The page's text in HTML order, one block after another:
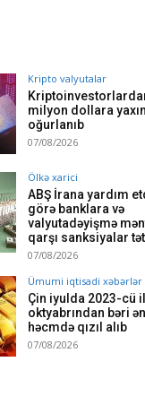
Kripto valyutalar
milyon dollara
oğurlanıb
07/08/2026
Ölkə xarici
ABŞ İrana yardım
görə banklara və
valyutadəyişmə
qarşı sanksiyalar
07/08/2026
Ümumi iqtisadi xəbərlər
Çin iyulda 2023-cü
oktyabrından bəri
həcmdə qızıl alıb
07/08/2026